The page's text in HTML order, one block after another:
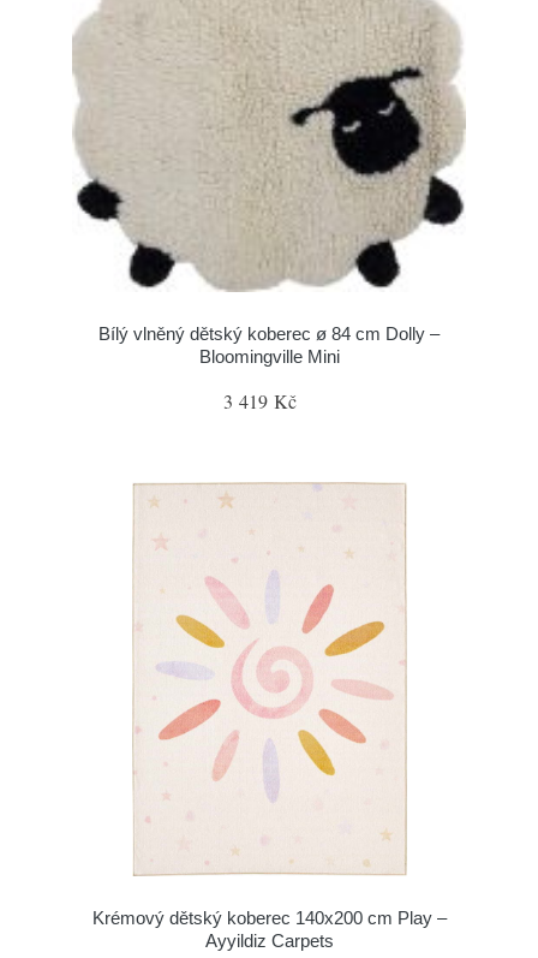
Bílý vlněný dětský koberec ø 84 cm Dolly –
Bloomingville Mini
3 419 Kč
Krémový dětský koberec 140x200 cm Play –
Ayyildiz Carpets